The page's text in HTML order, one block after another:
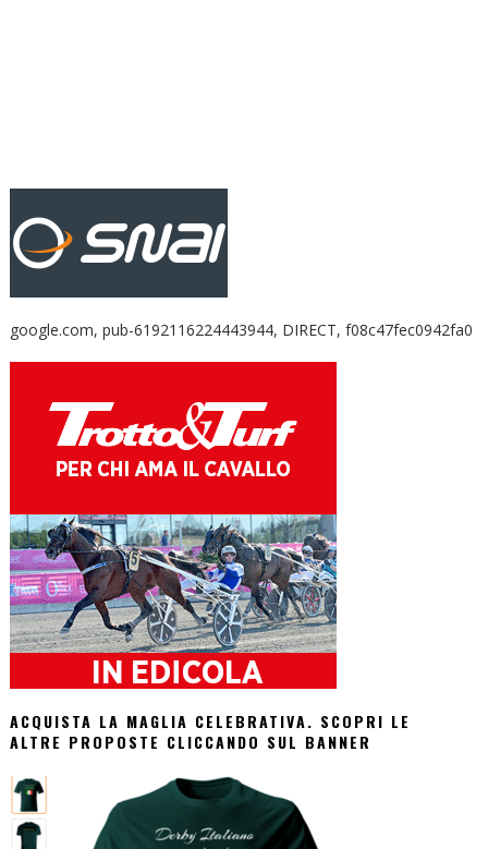
google.com, pub-6192116224443944, DIRECT, f08c47fec0942fa0
ACQUISTA LA MAGLIA CELEBRATIVA. SCOPRI LE
ALTRE PROPOSTE CLICCANDO SUL BANNER